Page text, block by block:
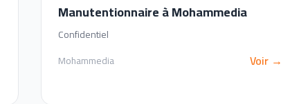
Manutentionnaire à Mohammedia
Confidentiel
Mohammedia
Voir →